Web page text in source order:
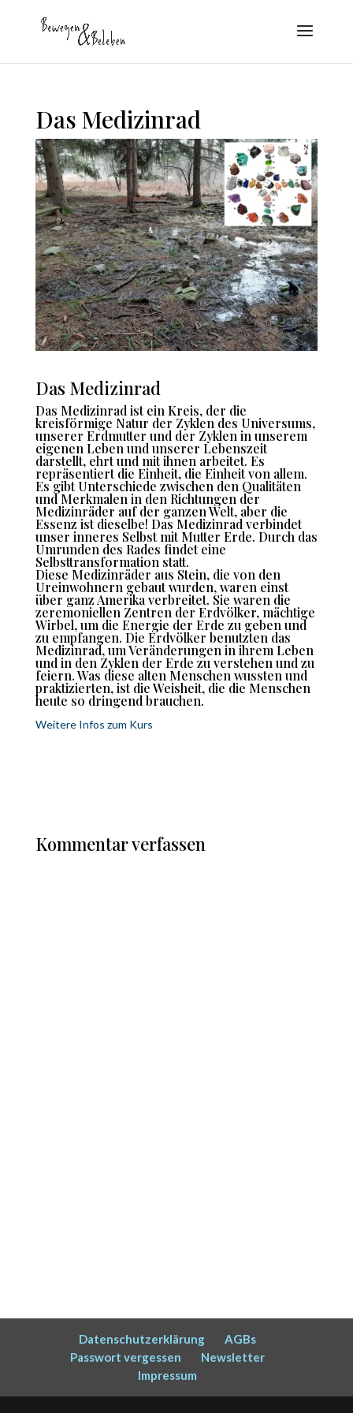
Das Medizinrad
Das Medizinrad
Das Medizinrad ist ein Kreis, der die
kreisförmige Natur der Zyklen des Universums,
unserer Erdmutter und der Zyklen in unserem
eigenen Leben und unserer Lebenszeit
darstellt, ehrt und mit ihnen arbeitet. Es
repräsentiert die Einheit, die Einheit von allem.
Es gibt Unterschiede zwischen den Qualitäten
und Merkmalen in den Richtungen der
Medizinräder auf der ganzen Welt, aber die
Essenz ist dieselbe! Das Medizinrad verbindet
unser inneres Selbst mit Mutter Erde. Durch das
Umrunden des Rades findet eine
Selbsttransformation statt.
Diese Medizinräder aus Stein, die von den
Ureinwohnern gebaut wurden, waren einst
über ganz Amerika verbreitet. Sie waren die
zeremoniellen Zentren der Erdvölker, mächtige
Wirbel, um die Energie der Erde zu geben und
zu empfangen. Die Erdvölker benutzten das
Medizinrad, um Veränderungen in ihrem Leben
und in den Zyklen der Erde zu verstehen und zu
feiern. Was diese alten Menschen wussten und
praktizierten, ist die Weisheit, die die Menschen
heute so dringend brauchen.
Weitere Infos zum Kurs
Kommentar verfassen
Datenschutzerklärung
AGBs
Passwort vergessen
Newsletter
Impressum